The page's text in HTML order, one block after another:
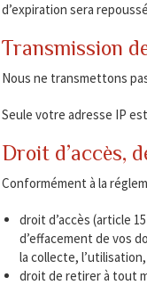
d’expiration sera
Transmission
Nous ne transmettons
Seule votre adresse IP
Droit d’accès,
Conformément à la
droit d’accès (article
d’effacement de vos
la collecte,
droit de retirer à tout